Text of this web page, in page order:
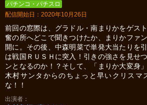
パチンコ・パチスロ
配信開始日：2020年10月26日
前回の窓際は、グラドル・南まりかをゲス
奮の所へどこで聞きつけたか、まりかファ
開に。その後、中森明菜で単発大当たりを
は戦国ＲＵＳＨに突入！引きの強さを見せ
ンとなるのか！？そして、「まりか大変身
木村サンタからのちょっと早いクリスマ
な！！
出演者